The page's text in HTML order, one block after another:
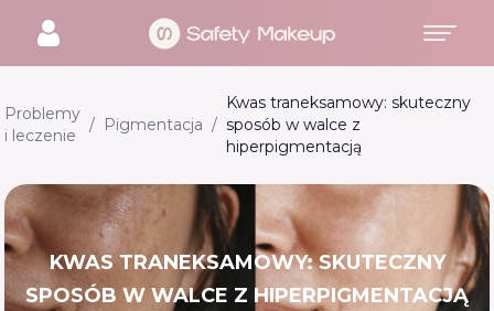
Problemy
i leczenie
/ Pigmentacja /
Kwas traneksamowy: skuteczny
sposób w walce z
hiperpigmentacją
KWAS TRANEKSAMOWY: SKUTECZNY
SPOSÓB W WALCE Z HIPERPIGMENTACJĄ